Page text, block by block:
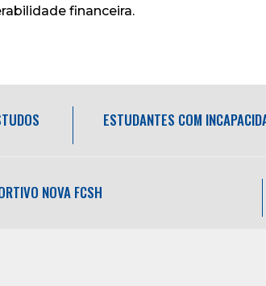
financeira.
ESTUDANTES COM
NOVA FCSH